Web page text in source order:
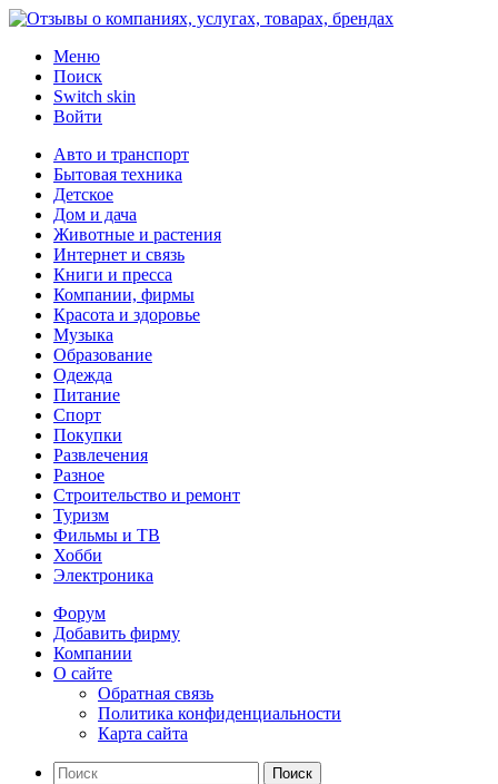
Меню
Поиск
Switch skin
Войти
Авто и транспорт
Бытовая техника
Детское
Дом и дача
Животные и растения
Интернет и связь
Книги и пресса
Компании, фирмы
Красота и здоровье
Музыка
Образование
Одежда
Питание
Спорт
Покупки
Развлечения
Разное
Строительство и ремонт
Туризм
Фильмы и ТВ
Хобби
Электроника
Форум
Добавить фирму
Компании
О сайте
Обратная связь
Политика конфиденциальности
Карта сайта
Поиск